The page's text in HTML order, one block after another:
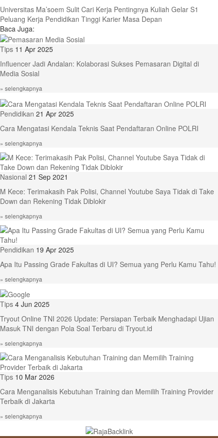
Universitas Ma’soem Sulit Cari Kerja Pentingnya Kuliah Gelar S1
Peluang Kerja Pendidikan Tinggi Karier Masa Depan
Baca Juga:
Tips 11 Apr 2025
Influencer Jadi Andalan: Kolaborasi Sukses Pemasaran Digital di
Media Sosial
» selengkapnya
Pendidikan 21 Apr 2025
Cara Mengatasi Kendala Teknis Saat Pendaftaran Online POLRI
» selengkapnya
Nasional 21 Sep 2021
M Kece: Terimakasih Pak Polisi, Channel Youtube Saya Tidak di Take
Down dan Rekening Tidak Diblokir
» selengkapnya
Pendidikan 19 Apr 2025
Apa Itu Passing Grade Fakultas di UI? Semua yang Perlu Kamu Tahu!
» selengkapnya
Tips 4 Jun 2025
Tryout Online TNI 2026 Update: Persiapan Terbaik Menghadapi Ujian
Masuk TNI dengan Pola Soal Terbaru di Tryout.id
» selengkapnya
Tips 10 Mar 2026
Cara Menganalisis Kebutuhan Training dan Memilih Training Provider
Terbaik di Jakarta
» selengkapnya